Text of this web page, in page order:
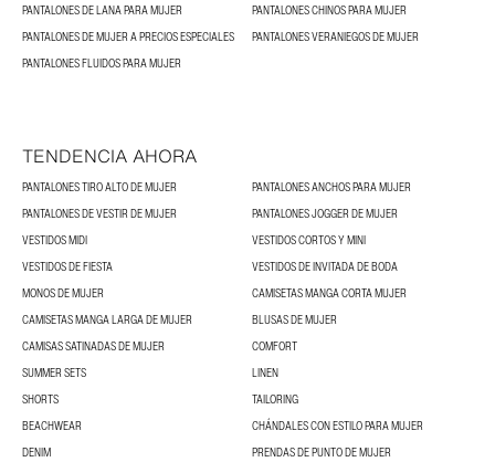
PANTALONES DE LANA PARA MUJER
PANTALONES CHINOS PARA MUJER
PANTALONES DE MUJER A PRECIOS ESPECIALES
PANTALONES VERANIEGOS DE MUJER
PANTALONES FLUIDOS PARA MUJER
TENDENCIA AHORA
PANTALONES TIRO ALTO DE MUJER
PANTALONES ANCHOS PARA MUJER
PANTALONES DE VESTIR DE MUJER
PANTALONES JOGGER DE MUJER
VESTIDOS MIDI
VESTIDOS CORTOS Y MINI
VESTIDOS DE FIESTA
VESTIDOS DE INVITADA DE BODA
MONOS DE MUJER
CAMISETAS MANGA CORTA MUJER
CAMISETAS MANGA LARGA DE MUJER
BLUSAS DE MUJER
CAMISAS SATINADAS DE MUJER
COMFORT
SUMMER SETS
LINEN
SHORTS
TAILORING
BEACHWEAR
CHÁNDALES CON ESTILO PARA MUJER
DENIM
PRENDAS DE PUNTO DE MUJER